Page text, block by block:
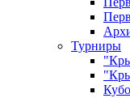
Турниры